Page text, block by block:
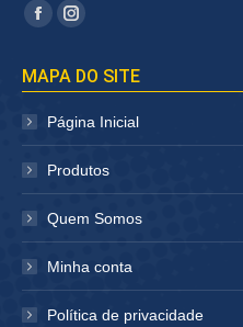
Encontre-nos em:
Facebook
abre
em
janela
Instagram
abre
janela
MAPA DO SITE
Página Inicial
Produtos
Quem Somos
Minha conta
Política de privacidade